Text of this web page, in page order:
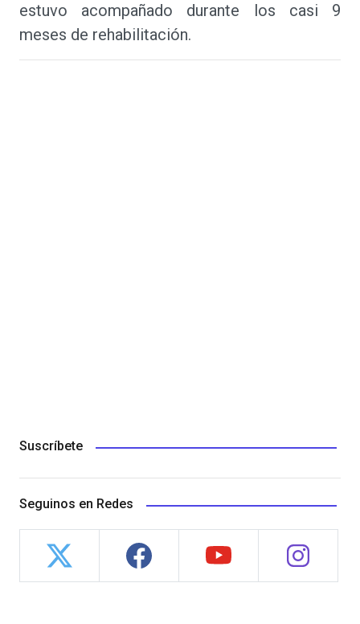
estuvo acompañado durante los casi 9
meses de rehabilitación.
Suscríbete
Seguinos en Redes